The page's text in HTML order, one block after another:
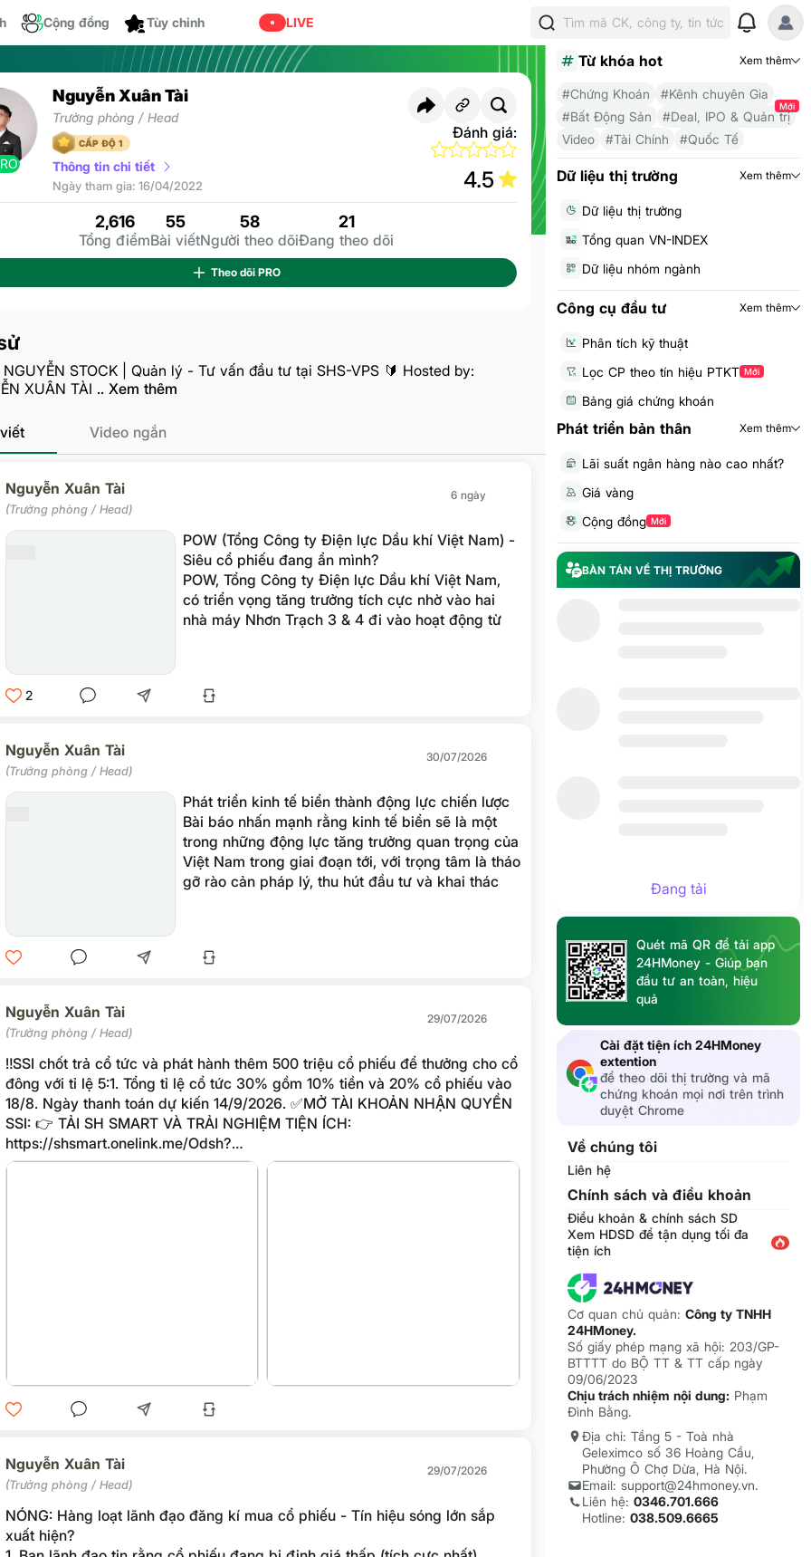
Cộng đồng
Tùy chỉnh
LIVE Tìm mã CK, công ty, tin tức
Nguyễn Xuân Tài
Trưởng phòng / Head
CẤP ĐỘ 1
Thông tin chi tiết
Ngày tham gia: 16/04/2022
Đánh giá:
4.5
2,616
Tổng điểm
55
Bài viết
58
Người theo dõi
21
Đang theo dõi
Theo dõiPRO
NGUYỄN STOCK | Quản lý - Tư vấn đầu tư tại SHS-VPS 🔰 Hosted by:
XUÂN TÀI .. Xem thêm
Video ngắn
Nguyễn Xuân Tài
(Trưởng phòng / Head)
6 ngày
POW (Tổng Công ty Điện lực Dầu khí Việt Nam) -
Siêu cổ phiếu đang ẩn mình?
POW, Tổng Công ty Điện lực Dầu khí Việt Nam,
có triển vọng tăng trưởng tích cực nhờ vào hai
nhà máy Nhơn Trạch 3 & 4 đi vào hoạt động từ
2
Nguyễn Xuân Tài
(Trưởng phòng / Head)
30/07/2026
Phát triển kinh tế biển thành động lực chiến lược
Bài báo nhấn mạnh rằng kinh tế biển sẽ là một
trong những động lực tăng trưởng quan trọng của
Việt Nam trong giai đoạn tới, với trọng tâm là tháo
gỡ rào cản pháp lý, thu hút đầu tư và khai thác
Nguyễn Xuân Tài
(Trưởng phòng / Head)
29/07/2026
‼️SSI chốt trả cổ tức và phát hành thêm 500 triệu cổ phiếu để thưởng cho cổ
đông với tỉ lệ 5:1. Tổng tỉ lệ cổ tức 30% gồm 10% tiền và 20% cổ phiếu vào
18/8. Ngày thanh toán dự kiến 14/9/2026. ✅MỞ TÀI KHOẢN NHẬN QUYỀN
SSI: 👉 TẢI SH SMART VÀ TRẢI NGHIỆM TIỆN ÍCH:
https://shsmart.onelink.me/Odsh?
af_xp=referral&pid=User_invite&deep_link_value=invite&deep_link_sub1=RE1
Nguyễn Xuân Tài
(Trưởng phòng / Head)
29/07/2026
NÓNG: Hàng loạt lãnh đạo đăng kí mua cổ phiếu - Tín hiệu sóng lớn sắp
xuất hiện?
Từ khóa hot Xem thêm
#Chứng Khoán
#Kênh chuyên Gia
#Bất Động Sản
#Deal, IPO & Quản trị
Mới
Video #Tài Chính #Quốc Tế
Dữ liệu thị trường Xem thêm
Dữ liệu thị trường
Tổng quan VN-INDEX
Dữ liệu nhóm ngành
Công cụ đầu tư Xem thêm
Phân tích kỹ thuật
Lọc CP theo tín hiệu PTKT Mới
Bảng giá chứng khoán
Phát triển bản thân Xem thêm
Lãi suất ngân hàng nào cao nhất?
Giá vàng
Cộng đồng Mới
BÀN TÁN VỀ THỊ TRƯỜNG
Đang tải
Quét mã QR để tải app
24HMoney - Giúp bạn
đầu tư an toàn, hiệu
quả
Cài đặt tiện ích 24HMoney
extention
để theo dõi thị trường và mã
chứng khoán mọi nơi trên trình
duyệt Chrome
Về chúng tôi
Liên hệ
Chính sách và điều khoản
Điều khoản & chính sách SD
Xem HDSD để tận dụng tối đa
tiện ích
Cơ quan chủ quản: Công ty TNHH
24HMoney.
Số giấy phép mạng xã hội: 203/GP-
BTTTT do BỘ TT & TT cấp ngày
09/06/2023
Chịu trách nhiệm nội dung: Phạm
Đình Bằng.
Địa chỉ: Tầng 5 - Toà nhà
Geleximco số 36 Hoàng Cầu,
Phường Ô Chợ Dừa, Hà Nội.
Email: support@24hmoney.vn.
Liên hệ: 0346.701.666
Hotline: 038.509.6665